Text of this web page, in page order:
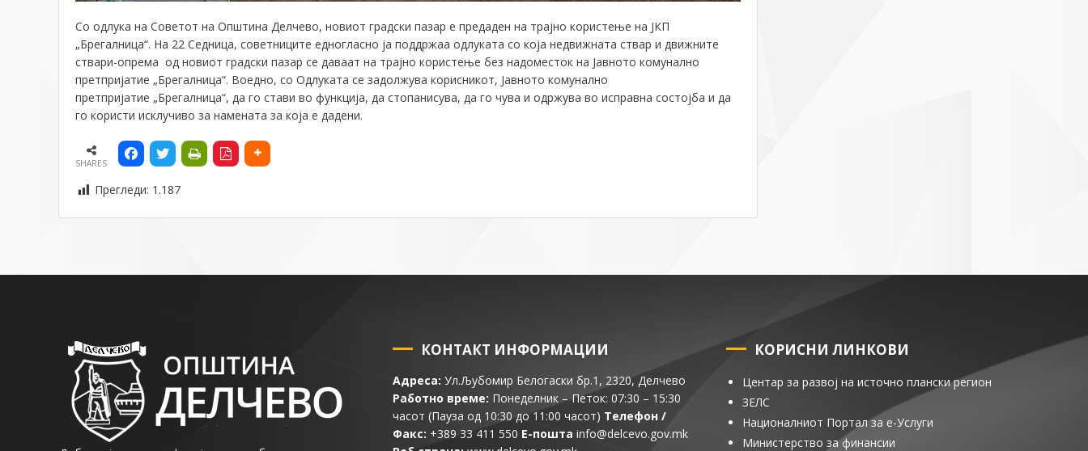
Со одлука на Советот на Општина Делчево, новиот градски пазар е предаден на трајно користење на ЈКП
„Брегалница“. На 22 Седница, советниците едногласно ја поддржаа одлуката со која недвижната ствар и движните
ствари-опрема од новиот градски пазар се даваат на трајно користење без надоместок на Јавното комунално
претпријатие „Брегалница“. Воедно, со Одлуката се задолжува корисникот, Јавното комунално
претпријатие „Брегалница“, да го стави во функција, да стопанисува, да го чува и одржува во исправна состојба и да
го користи исклучиво за намената за која е дадени.
SHARES
Прегледи: 1.187
КОНТАКТ ИНФОРМАЦИИ
Адреса: Ул.Љубомир Белогаски бр.1, 2320, Делчево
Работно време: Понеделник – Петок: 07:30 – 15:30
часот (Пауза од 10:30 до 11:00 часот) Телефон /
Факс: +389 33 411 550 Е-пошта info@delcevo.gov.mk
КОРИСНИ ЛИНКОВИ
Центар за развој на источно плански регион
ЗЕЛС
Националниот Портал за е-Услуги
Министерство за финансии